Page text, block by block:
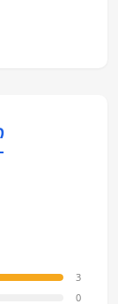
3
0